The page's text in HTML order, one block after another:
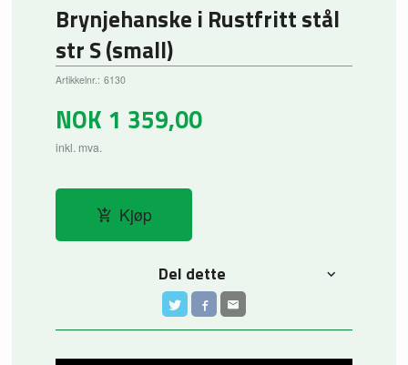
Brynjehanske i Rustfritt stål
str S (small)
Artikkelnr.: 6130
NOK 1 359,00
inkl. mva.
Kjøp
Del dette